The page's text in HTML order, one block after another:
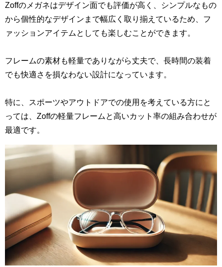
Zoffのメガネはデザイン面でも評価が高く、シンプルなもの
から個性的なデザインまで幅広く取り揃えているため、フ
ァッションアイテムとしても楽しむことができます。
フレームの素材も軽量でありながら丈夫で、長時間の装着
でも快適さを損なわない設計になっています。
特に、スポーツやアウトドアでの使用を考えている方にと
っては、Zoffの軽量フレームと高いカット率の組み合わせが
最適です。